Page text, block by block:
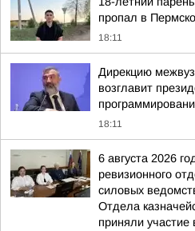
пропал в
18:11
Дирекцию
возглавит
18:11
6 августа 2026
ревизионного
силовых
Отдела
приняли